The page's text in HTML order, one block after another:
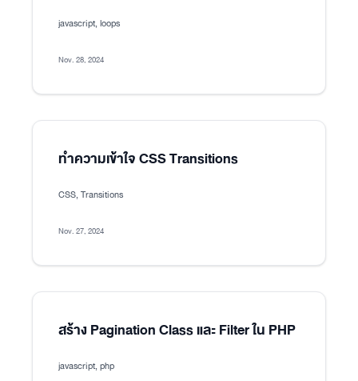
javascript, loops
Nov. 28, 2024
ทำความเข้าใจ CSS Transitions
CSS, Transitions
Nov. 27, 2024
สร้าง Pagination Class และ Filter ใน PHP
javascript, php